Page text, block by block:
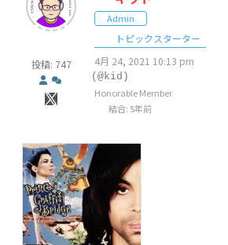
投稿: 747
Admin
トピックスターター
4月 24, 2021 10:13 pm
(@kid)
Honorable Member
結合: 5年前